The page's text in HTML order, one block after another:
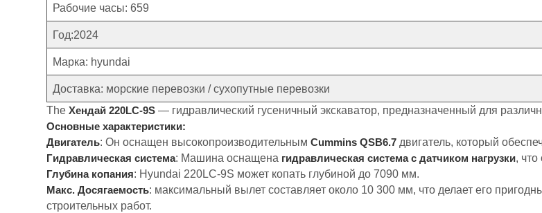
Рабочие часы: 659
Год:2024
Марка: hyundai
Доставка: морские перевозки / сухопутные перевозки
TheХендай 220LC-9S — гидравлический гусеничный экскаватор, предназначенный для
Основные характеристики:
Двигатель: Он оснащен высокопроизводительнымCummins QSB6.7 двигатель, который
Гидравлическая система: Машина оснащена гидравлическая система с датчиком нагрузки ,
Глубина копания: Hyundai 220LC-9S может копать глубиной до 7090 мм.
Макс. Досягаемость: максимальный вылет составляет около 10 300 мм, что делает его
строительных работ.